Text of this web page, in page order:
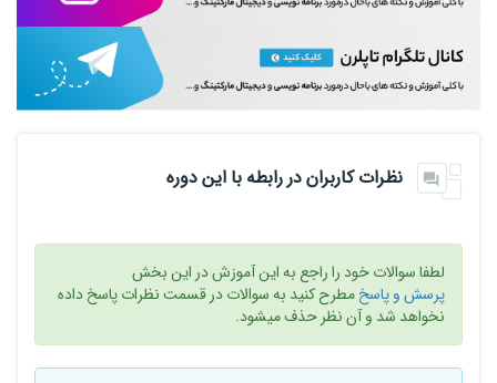
نظرات کاربران در رابطه با این دوره
لطفا سوالات خود را راجع به این آموزش در این بخش
پرسش و پاسخمطرح کنید به سوالات در قسمت نظرات پاسخ داده
نخواهد شد و آن نظر حذف میشود.